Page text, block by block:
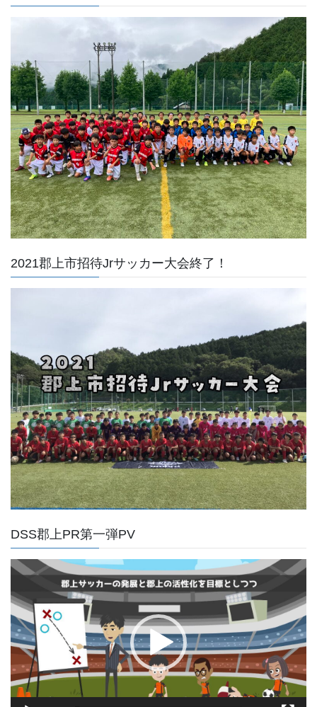
2021郡上市招待Jrサッカー大会終了！
DSS郡上PR第一弾PV
動
プ
レ
ー
ヤ
ー